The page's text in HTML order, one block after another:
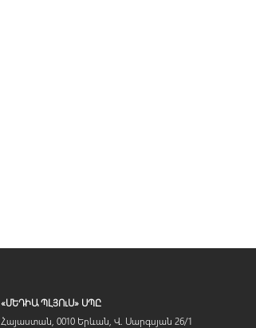
«ՄԵԴԻԱ ՊԼՅՈւՍ» ՍՊԸ
Հայաստան, 0010 Երևան, Վ. Սարգսյան 26/1